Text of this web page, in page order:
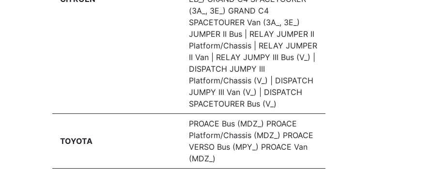
(3A_, 3E_) GRAND C4
SPACETOURER Van (3A_, 3E_)
JUMPER II Bus | RELAY JUMPER II
Platform/Chassis | RELAY JUMPER
II Van | RELAY JUMPY III Bus (V_) |
DISPATCH JUMPY III
Platform/Chassis (V_) | DISPATCH
JUMPY III Van (V_) | DISPATCH
SPACETOURER Bus (V_)
TOYOTA
PROACE Bus (MDZ_) PROACE
Platform/Chassis (MDZ_) PROACE
VERSO Bus (MPY_) PROACE Van
(MDZ_)